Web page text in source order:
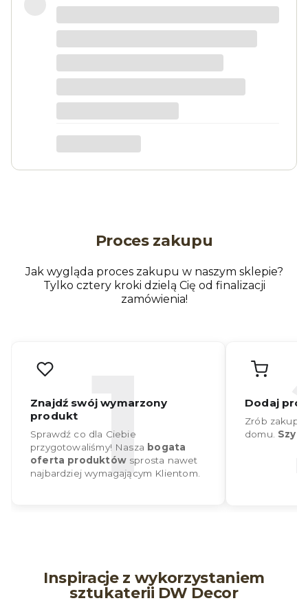
przepięknie, a montaż był bardzo
prosty. Efekt przeszedł moje
Anna Z.
Proces zakupu
Jak wygląda proces zakupu w naszym sklepie?
Tylko cztery kroki dzielą Cię od finalizacji
zamówienia!
Inspiracje z wykorzystaniem
sztukaterii DW Decor